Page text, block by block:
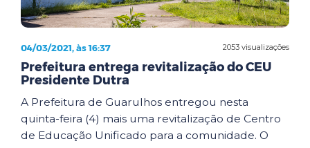
2053 visualizações
04/03/2021, às 16:37
Prefeitura entrega revitalização do CEU
Presidente Dutra
A Prefeitura de Guarulhos entregou nesta
quinta-feira (4) mais uma revitalização de Centro
de Educação Unificado para a comunidade. O